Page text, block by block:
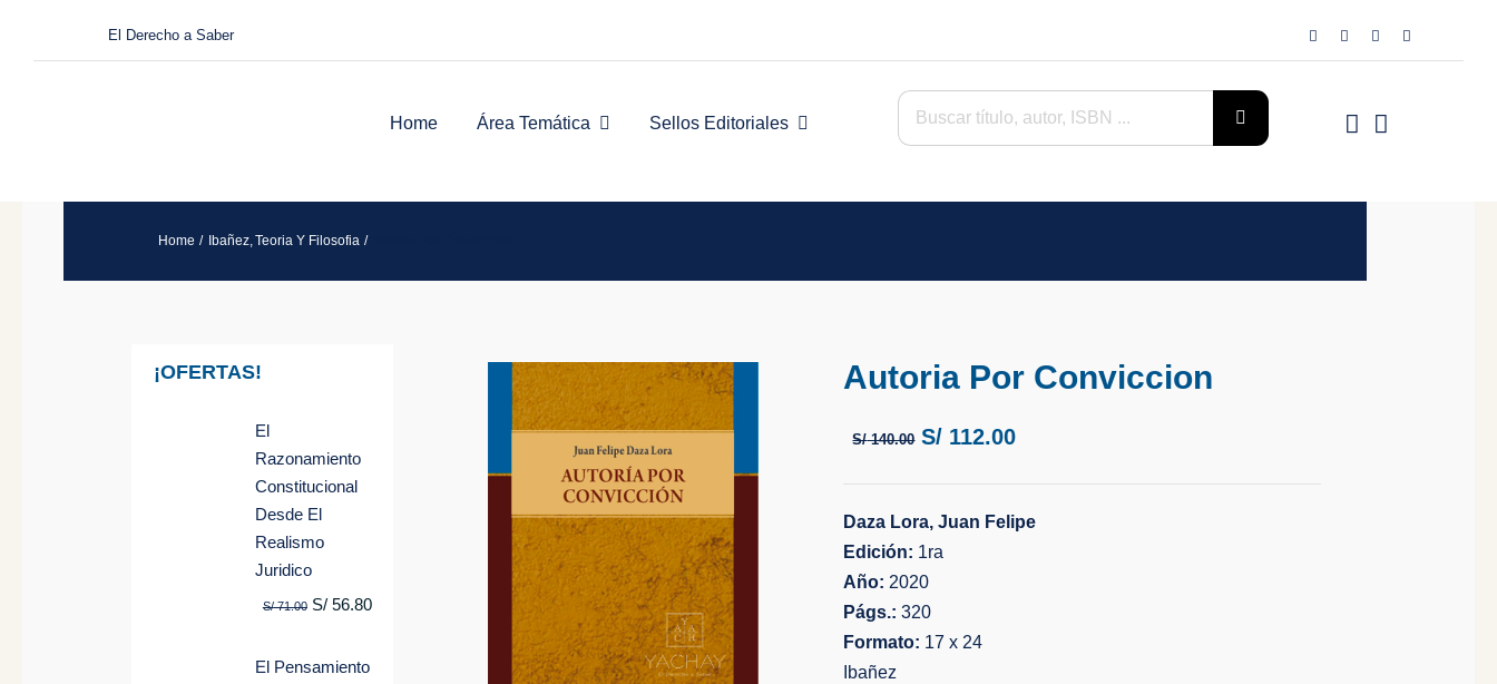
El Derecho a Saber
Home Área Temática Sellos Editoriales
Buscar:
Home Ibañez Teoria Y Filosofia
¡OFERTAS!
El
Razonamiento
Constitucional
Desde El
Realismo
Juridico
S/71.00 S/56.80
El Pensamiento
Autoria Por Conviccion
S/140.00 S/ 112.00
Daza Lora, Juan Felipe
Edición: 1ra
Año: 2020
Págs.:320
Formato: 17 x 24
Ibañez